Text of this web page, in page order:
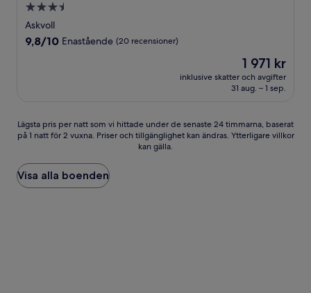
3.5-
stjärnigt
boende
Askvoll
9.8
9,8/10 Enastående (20 recensioner)
Priset
är
1 971 kr
1 971 kr
inklusive skatter och avgifter
31 aug. – 1 sep.
Lägsta
pris
natt
som
vi
Lägsta pris per natt som vi hittade under de senaste 24 timmarna, baserat
på 1 natt för 2 vuxna. Priser och tillgänglighet kan ändras. Ytterligare villkor
kan gälla.
Visa alla boenden